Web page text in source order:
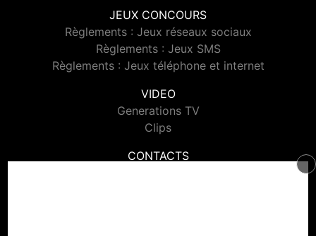
JEUX CONCOURS
Règlements : Jeux réseaux sociaux
Règlements : Jeux SMS
Règlements : Jeux téléphone et internet
VIDEO
Generations TV
Clips
CONTACTS